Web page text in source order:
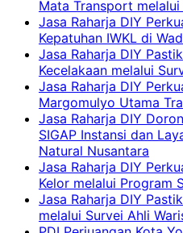
Mata Transport melalui
Jasa Raharja DIY
Kepatuhan IWKL di
Jasa Raharja DIY
Kecelakaan melalui
Jasa Raharja DIY
Margomulyo Utama
Jasa Raharja DIY
SIGAP Instansi dan
Natural Nusantara
Jasa Raharja DIY
Kelor melalui Program
Jasa Raharja DIY
melalui Survei Ahli